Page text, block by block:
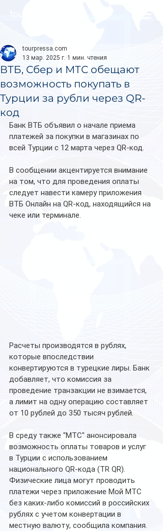
ВТБ, Сбер и МТС обещают
возможность покупать в
Турции за рубли через QR-
код
tourpressa.com
13 мар. 2025 г. 1 мин. чтения
Банк ВТБ объявил о начале приема
платежей за покупки в магазинах по
всей Турции с 12 марта через QR-код.
В сообщении акцентируется внимание
на том, что для проведения оплаты
следует навести камеру приложения
ВТБ Онлайн на QR-код, находящийся на
чеке или терминале.
Расчеты производятся в рублях,
которые впоследствии
конвертируются в турецкие лиры. Банк
добавляет, что комиссия за
проведение транзакции не взимается,
а лимит на одну операцию составляет
от 10 рублей до 350 тысяч рублей.
В среду также "МТС" анонсировала
возможность оплаты товаров и услуг
в Турции с использованием
национального QR-кода (TR QR).
Физические лица могут проводить
платежи через приложение Мой МТС
без каких-либо комиссий в российских
рублях с учетом конвертации в
местную валюту, сообщила компания.